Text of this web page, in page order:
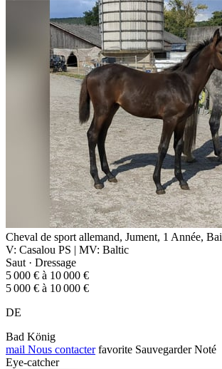
Cheval de sport allemand, Jument, 1 Année, Bai
V: Casalou PS | MV: Baltic
Saut · Dressage
5 000 € à 10 000 €
5 000 € à 10 000 €
DE
Bad König
mail Nous contacter favorite Sauvegarder Noté
Eye-catcher